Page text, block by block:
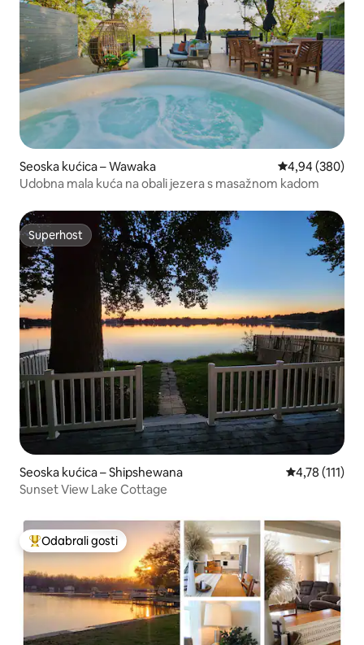
Seoska kućica – Wawaka Prosječna
4,94 (380)
Udobna mala kuća na obali jezera s masažnom kadom
Superhost
Superhost
Seoska kućica – Shipshewana Prosječna
4,78 (111)
Sunset View Lake Cottage
Među najviše rangiranima s oznakom „Odabrali gosti”
Odabrali gosti